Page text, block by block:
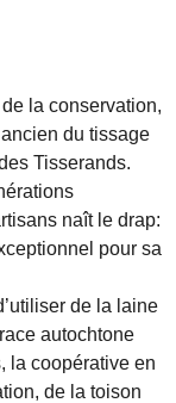
la conservation,
du tissage
Tisserands.
naît le drap:
pour sa
de la laine
autochtone
la coopérative en
de la toison